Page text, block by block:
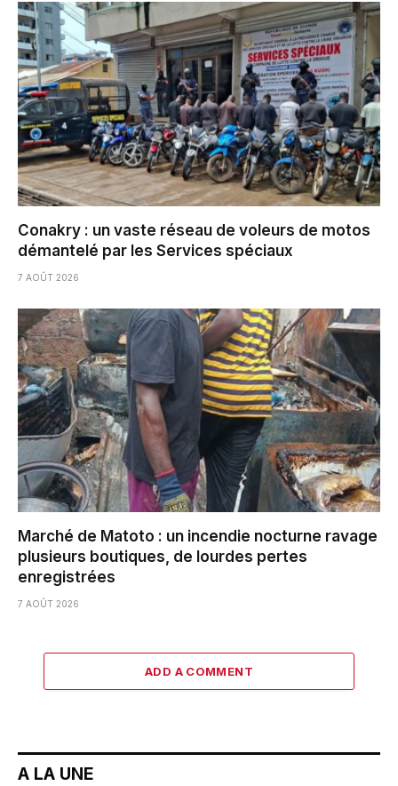
Conakry : un vaste réseau de voleurs de motos
démantelé par les Services spéciaux
7 AOÛT 2026
Marché de Matoto : un incendie nocturne ravage
plusieurs boutiques, de lourdes pertes
enregistrées
7 AOÛT 2026
ADD A COMMENT
A LA UNE